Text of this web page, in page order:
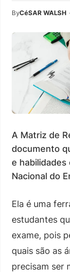
ByCéSAR WALSH
A Matriz de
documento
e habilidades
Nacional do
Ela é uma
estudantes
exame, pois
quais são as
precisam ser